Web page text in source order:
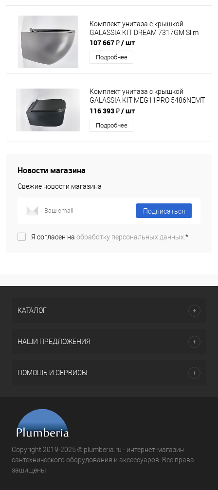
Комплект унитаза с крышкой
GALASSIA KIT DREAM 7317GM Slim
107 667 ₽/ шт
Подробнее
Комплект унитаза с крышкой
GALASSIA KIT MEG11PRO 5486NEMT
Slim
116 393 ₽/ шт
Подробнее
Новости магазина
Свежие новости магазина
Подписаться
Я согласен на обработку персональных данных.*
КАТАЛОГ
НАШИ ПРЕДЛОЖЕНИЯ
ПОМОЩЬ И СЕРВИСЫ
Copyright 2019-2025 © plumberia.ru - интернет-магазин
сантехнического оборудования и аксессуаров. Все права
защищены.